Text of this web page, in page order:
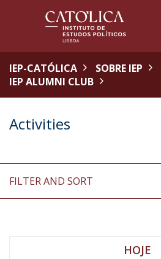
IEP-CATÓLICA SOBRE IEP
IEP ALUMNI CLUB
Activities
FILTER AND SORT
HOJE